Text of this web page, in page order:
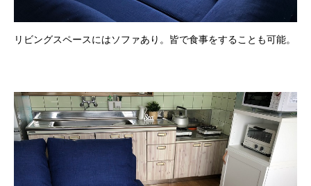
リビングスペースにはソファあり。皆で食事をすることも可能。